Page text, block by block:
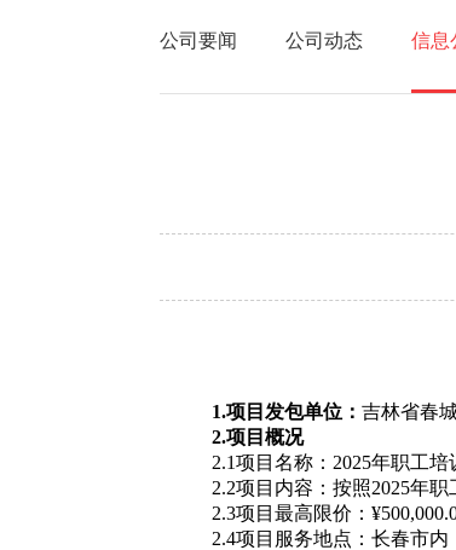
公司要闻 公司动态 信息
1.项目发包单位： 吉林省春
2.项目概况
2.1项目名称：2025年职工培
2.2项目内容： 按照2025年
2.3项目最高限价：
2.4项目服务地点：长春市内